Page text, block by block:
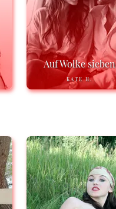
Auf Wolke sieben
KATE H.